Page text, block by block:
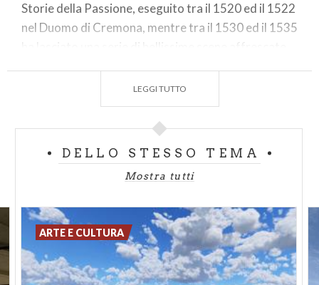
Storie della Passione, eseguito tra il 1520 ed il 1522
nel Duomo di Cremona, mentre tra il 1530 ed il 1535
Gli affreschi del Pordenone della Cattedrale di
LEGGI TUTTO
DELLO STESSO TEMA
Mostra tutti
ARTE E CULTURA